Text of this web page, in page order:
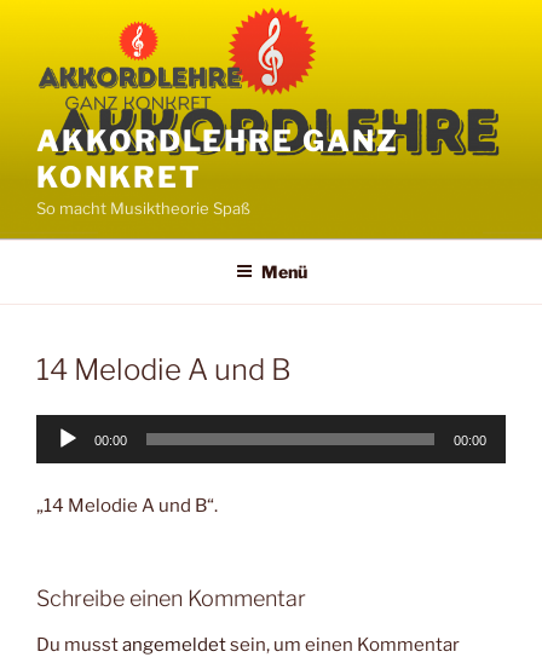
springen
AKKORDLEHRE GANZ
KONKRET
So macht Musiktheorie Spaß
Menü
14 Melodie A und B
Audio-
00:00 00:00
„14 Melodie A und B“.
Schreibe einen Kommentar
Du musstangemeldetsein, um einen Kommentar